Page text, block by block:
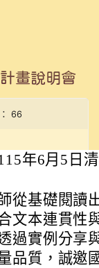
畫說明會
66
年6月5日
從基礎閱讀
文本連貫性
過實例分享
品質，誠邀